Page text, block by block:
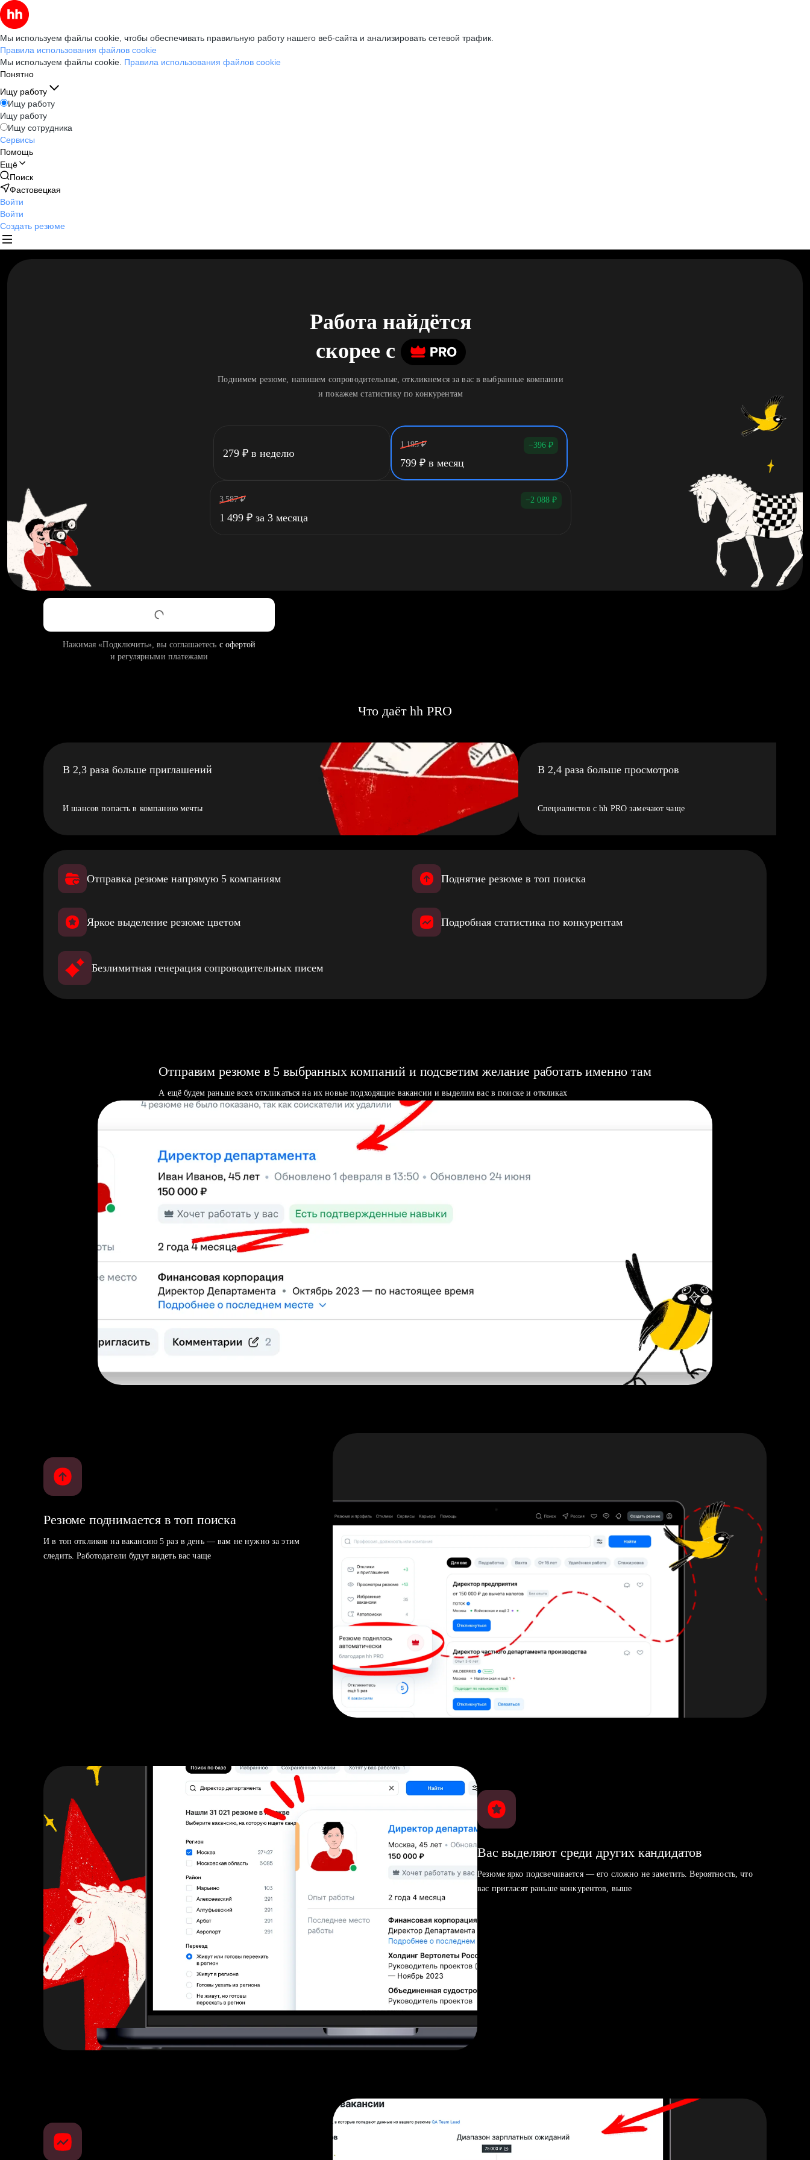
Мы используем файлы cookie, чтобы обеспечивать правильную работу нашего веб-сайта и анализировать сетевой трафик.
Правила использования файлов cookie
Мы используем файлы cookie. Правила использования файлов cookie
Понятно
Ищу работу
Ищу работу
Ищу работу
Ищу сотрудника
Сервисы
Помощь
Ещё
Поиск
Фастовецкая
Войти
Войти
Создать резюме
Работа найдётся
скорее c
Поднимем резюме, напишем сопроводительные, откликнемся за вас в выбранные компании
и покажем статистику по конкурентам
279 ₽ в неделю
1 195 ₽ −396 ₽
799 ₽ в месяц
3 587 ₽ −2 088 ₽
1 499 ₽ за 3 месяца
Нажимая «Подключить», вы соглашаетесь с офертой
и регулярными платежами
Что даёт hh PRO
В 2,3 раза больше приглашений
И шансов попасть в компанию мечты
В 2,4 раза больше просмотров
Специалистов с hh PRO замечают чаще
Отправка резюме напрямую 5 компаниям Поднятие резюме в топ поиска
Яркое выделение резюме цветом Подробная статистика по конкурентам
Безлимитная генерация сопроводительных писем
Отправим резюме в 5 выбранных компаний и подсветим желание работать именно там
А ещё будем раньше всех откликаться на их новые подходящие вакансии и выделим вас в поиске и откликах
Резюме поднимается в топ поиска
И в топ откликов на вакансию 5 раз в день — вам не нужно за этим
следить. Работодатели будут видеть вас чаще
Вас выделяют среди других кандидатов
Резюме ярко подсвечивается — его сложно не заметить. Вероятность, что
вас пригласят раньше конкурентов, выше